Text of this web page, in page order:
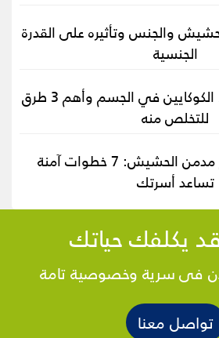
والجنس وتأثيره على القدرة
الجنسية
تعرف على مدة بقاء الكوكايين في الجسم وأهم 3 طرق
للتخلص منه
كيفية التعامل مع مدمن الحشيش: 7 خطوات آمنة
تساعد أسرتك
يكلفك حياتك
فى سرية وخصوصية تامة
تواصل معنا